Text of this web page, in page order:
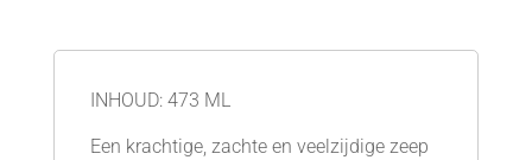
INHOUD: 473 ML
Een krachtige, zachte en veelzijdige zeep